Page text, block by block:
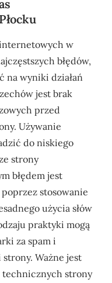
w
błędów,
na wyniki działań
jest brak
przed
Używanie
do niskiego
strony
błędem jest
stosowanie
użycia słów
praktyki mogą
za spam i
Ważne jest
strony